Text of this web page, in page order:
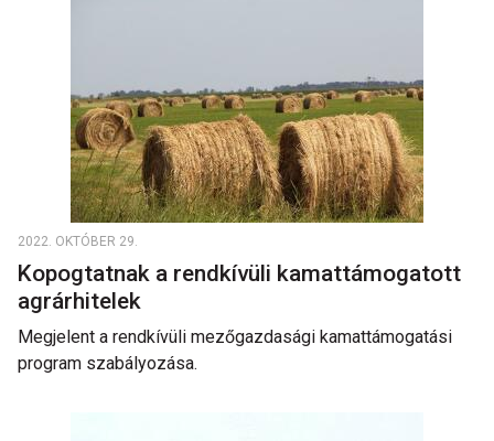
2022. OKTÓBER 29.
Kopogtatnak a rendkívüli kamattámogatott
agrárhitelek
Megjelent a rendkívüli mezőgazdasági kamattámogatási
program szabályozása.